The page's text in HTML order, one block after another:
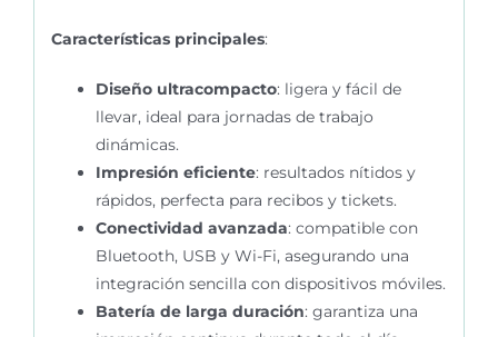
Características principales:
Diseño ultracompacto: ligera y fácil de
llevar, ideal para jornadas de trabajo
dinámicas.
Impresión eficiente: resultados nítidos y
rápidos, perfecta para recibos y tickets.
Conectividad avanzada: compatible con
Bluetooth, USB y Wi-Fi, asegurando una
integración sencilla con dispositivos móviles.
Batería de larga duración: garantiza una